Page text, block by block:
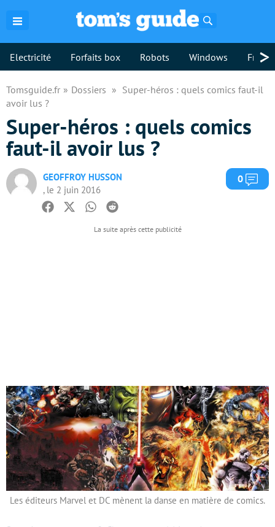
Electricité Forfaits box Robots Windows >
Tomsguide.fr Dossiers
Super-héros : quels comics faut-il
avoir lus ?
Super-héros : quels comics
faut-il avoir lus ?
GEOFFROY HUSSON
, le 2 juin 2016
0
Facebook
TwitterWhatsapp
Reddit
Les éditeurs Marvel et DC mènent la danse en matière de comics.